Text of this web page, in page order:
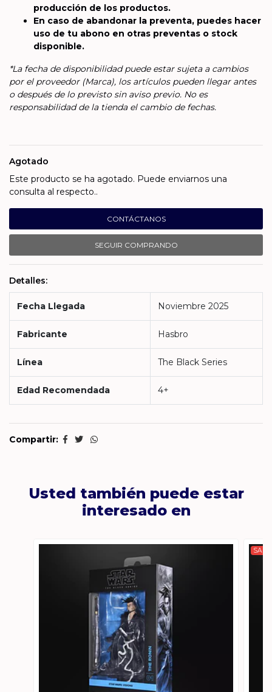
producción de los productos.
En caso de abandonar la preventa, puedes hacer
uso de tu abono en otras preventas o stock
disponible.
*La fecha de disponibilidad puede estar sujeta a cambios
por el proveedor (Marca), los artículos pueden llegar antes
o después de lo previsto sin aviso previo. No es
responsabilidad de la tienda el cambio de fechas.
Agotado
Este producto se ha agotado. Puede enviarnos una
consulta al respecto..
CONTÁCTANOS
SEGUIR COMPRANDO
Detalles:
Fecha Llegada Noviembre 2025
Fabricante Hasbro
Línea The Black Series
Edad Recomendada 4+
Compartir:
Usted también puede estar
interesado en
SALE